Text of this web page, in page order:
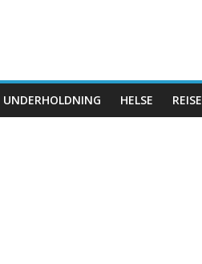
UNDERHOLDNING HELSE REISE